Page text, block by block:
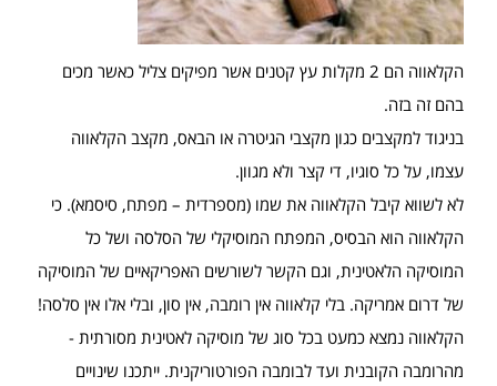
הקלאווה הם 2 מקלות עץ קטנים אשר מפיקים צליל כאשר מכים
בהם זה בזה.
בניגוד למקצבים כגון מקצבי הגיטרה או הבאס, מקצב הקלאווה
עצמו, על כל סוגיו, די קצר ולא מגוון.
לא לשווא קיבל הקלאווה את שמו (מספרדית – מפתח, סיסמא). כי
הקלאווה הוא הבסיס, המפתח המוסיקלי של הסלסה ושל כל
המוסיקה הלאטינית, וגם הקשר לשורשים האפריקאיים של המוסיקה
של דרום אמריקה. בלי קלאווה אין רומבה, אין סון, ובלי אלו אין סלסה!
הקלאווה נמצא כמעט בכל סוג של מוסיקה לאטינית מסורתית -
מהרומבה הקובנית ועד לבומבה הפורטוריקנית. ייתכנו שינויים